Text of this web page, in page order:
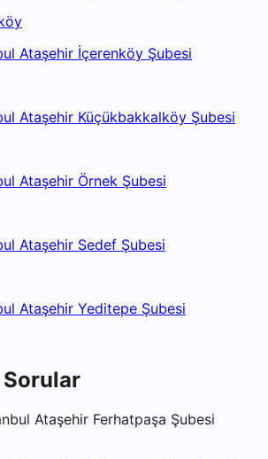
Ataşehir İçerenköy Şubesi
Ataşehir Küçükbakkalköy Şubesi
Ataşehir Örnek Şubesi
Ataşehir Sedef Şubesi
Ataşehir Yeditepe Şubesi
Sorular
Ataşehir Ferhatpaşa Şubesi